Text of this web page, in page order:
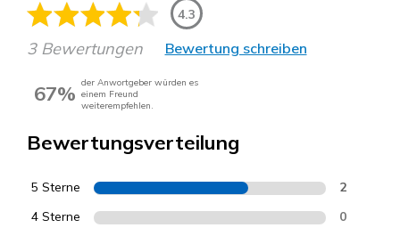
4.3
3 Bewertungen Bewertung schreiben
67% der Anwortgeber würden es
einem Freund
weiterempfehlen.
Bewertungsverteilung
5 Sterne 2
4 Sterne 0